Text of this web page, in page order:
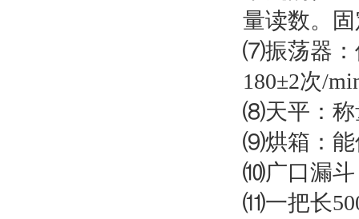
量读数。
⑺振荡器：
180±2次/
⑻天平：称
⑼烘箱：能
⑽广口漏斗
⑾一把长